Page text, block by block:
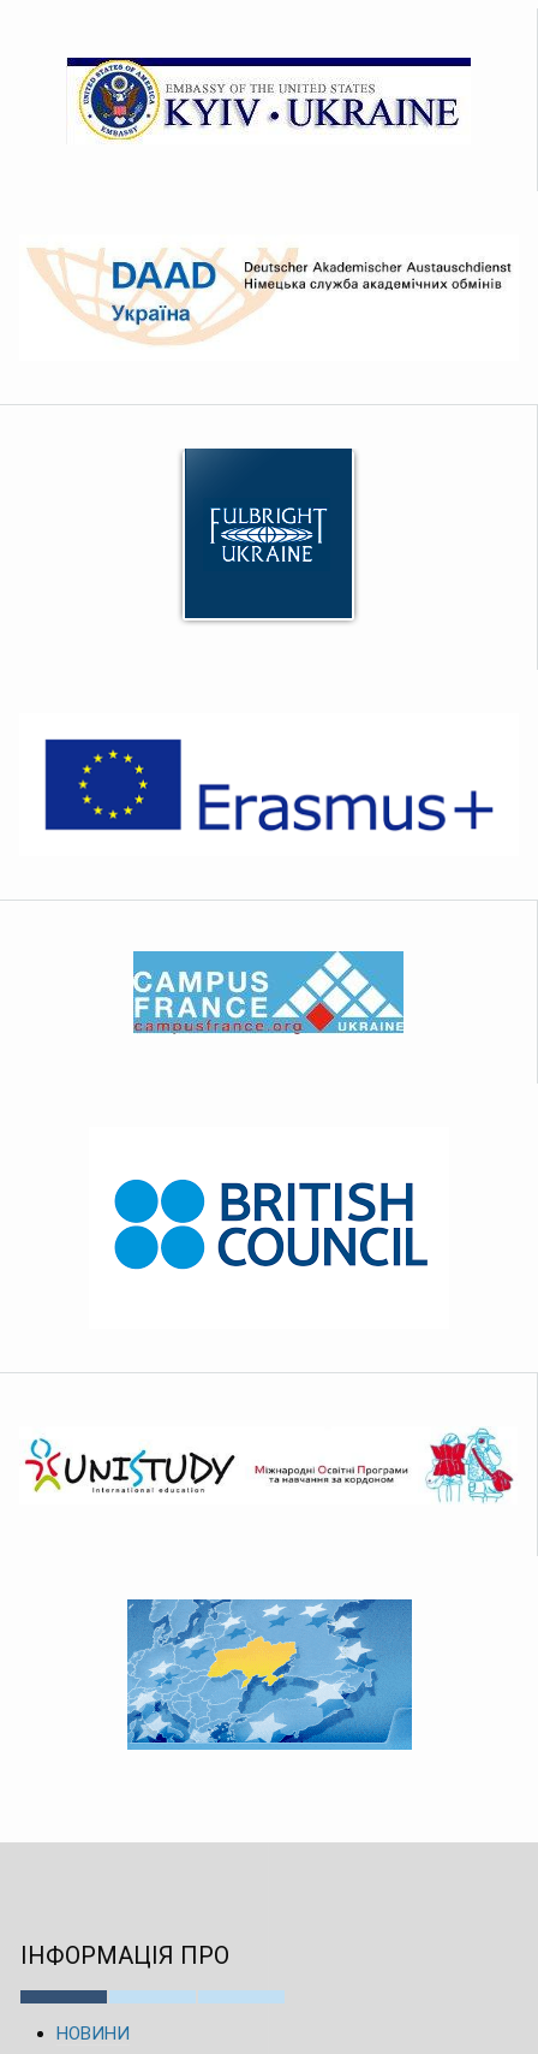
ІНФОРМАЦІЯ ПРО
НОВИНИ